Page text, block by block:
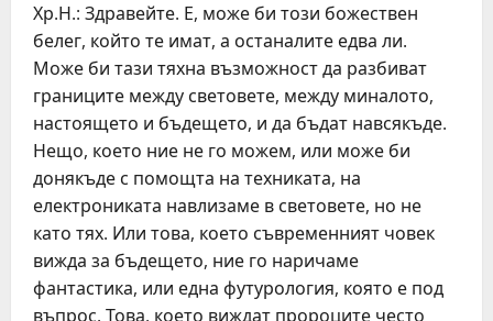
Хр.Н.: Здравейте. Е, може би този божествен
белег, който те имат, а останалите едва ли.
Може би тази тяхна възможност да разбиват
границите между световете, между миналото,
настоящето и бъдещето, и да бъдат навсякъде.
Нещо, което ние не го можем, или може би
донякъде с помощта на техниката, на
електрониката навлизаме в световете, но не
като тях. Или това, което съвременният човек
вижда за бъдещето, ние го наричаме
фантастика, или една футурология, която е под
въпрос. Това, което виждат пророците често